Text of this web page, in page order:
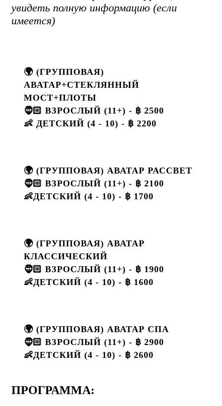
увидеть полную информацию (если
имеется)
🌍 (ГРУППОВАЯ)
АВАТАР+СТЕКЛЯННЫЙ
МОСТ+ПЛОТЫ
🧔🏻 ВЗРОСЛЫЙ (11+) - ฿ 2500
👶 ДЕТСКИЙ (4 - 10) - ฿ 2200
🌍 (ГРУППОВАЯ) АВАТАР РАССВЕТ
🧔🏻 ВЗРОСЛЫЙ (11+) - ฿ 2100
👶ДЕТСКИЙ (4 - 10) - ฿ 1700
🌍 (ГРУППОВАЯ) АВАТАР
КЛАССИЧЕСКИЙ
🧔🏻 ВЗРОСЛЫЙ (11+) - ฿ 1900
👶ДЕТСКИЙ (4 - 10) - ฿ 1600
🌍 (ГРУППОВАЯ) АВАТАР СПА
🧔🏻 ВЗРОСЛЫЙ (11+) - ฿ 2900
👶ДЕТСКИЙ (4 - 10) - ฿ 2600
ПРОГРАММА: